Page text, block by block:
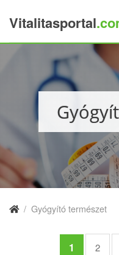
Vitalitasportal
/ Gyógyító természet
1 2
×